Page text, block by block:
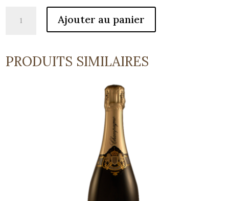
Ajouter au panier
PRODUITS SIMILAIRES